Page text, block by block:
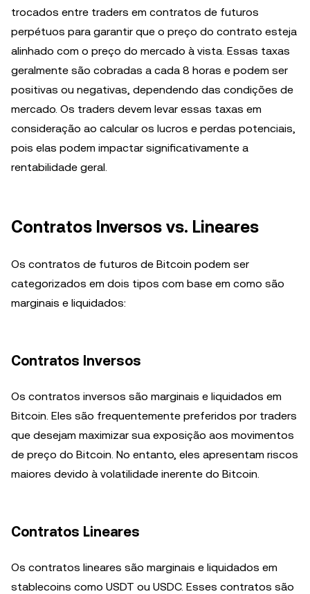
trocados entre traders em contratos de futuros
perpétuos para garantir que o preço do contrato esteja
alinhado com o preço do mercado à vista. Essas taxas
geralmente são cobradas a cada 8 horas e podem ser
positivas ou negativas, dependendo das condições de
mercado. Os traders devem levar essas taxas em
consideração ao calcular os lucros e perdas potenciais,
pois elas podem impactar significativamente a
rentabilidade geral.
Contratos Inversos vs. Lineares
Os contratos de futuros de Bitcoin podem ser
categorizados em dois tipos com base em como são
marginais e liquidados:
Contratos Inversos
Os contratos inversos são marginais e liquidados em
Bitcoin. Eles são frequentemente preferidos por traders
que desejam maximizar sua exposição aos movimentos
de preço do Bitcoin. No entanto, eles apresentam riscos
maiores devido à volatilidade inerente do Bitcoin.
Contratos Lineares
Os contratos lineares são marginais e liquidados em
stablecoins como USDT ou USDC. Esses contratos são